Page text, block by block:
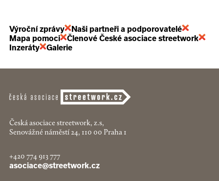
Výroční zprávy
Naši partneři a podporovatelé
Mapa pomoci
Členové České asociace streetwork
Inzeráty
Galerie
Česká asociace streetwork, z.s,
Senovážné náměstí 24, 110 00 Praha 1
+420 774 913 777
asociace@streetwork.cz